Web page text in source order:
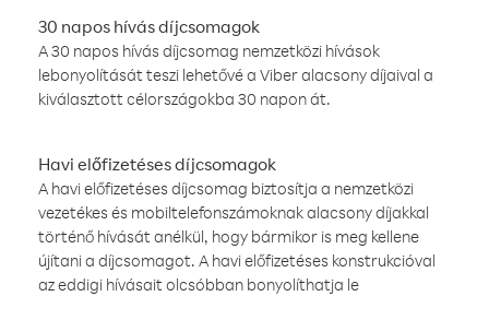
30 napos hívás díjcsomagok
A 30 napos hívás díjcsomag nemzetközi hívások
lebonyolítását teszi lehetővé a Viber alacsony díjaival a
kiválasztott célországokba 30 napon át.
Havi előfizetéses díjcsomagok
A havi előfizetéses díjcsomag biztosítja a nemzetközi
vezetékes és mobiltelefonszámoknak alacsony díjakkal
történő hívását anélkül, hogy bármikor is meg kellene
újítani a díjcsomagot. A havi előfizetéses konstrukcióval
az eddigi hívásait olcsóbban bonyolíthatja le